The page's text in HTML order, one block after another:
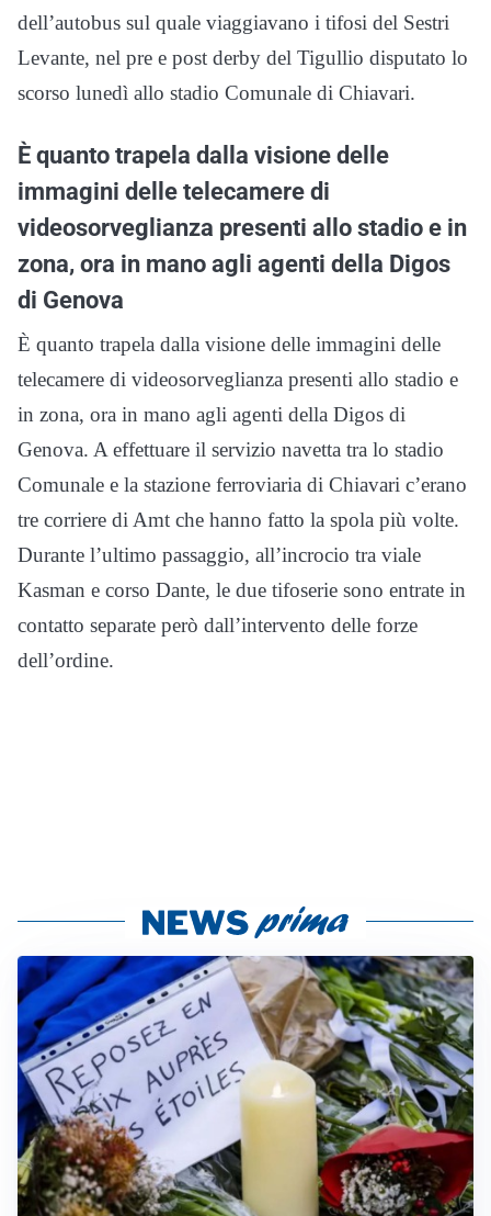
dell’autobus sul quale viaggiavano i tifosi del Sestri
Levante, nel pre e post derby del Tigullio disputato lo
scorso lunedì allo stadio Comunale di Chiavari.
È quanto trapela dalla visione delle
immagini delle telecamere di
videosorveglianza presenti allo stadio e in
zona, ora in mano agli agenti della Digos
di Genova
È quanto trapela dalla visione delle immagini delle
telecamere di videosorveglianza presenti allo stadio e
in zona, ora in mano agli agenti della Digos di
Genova. A effettuare il servizio navetta tra lo stadio
Comunale e la stazione ferroviaria di Chiavari c’erano
tre corriere di Amt che hanno fatto la spola più volte.
Durante l’ultimo passaggio, all’incrocio tra viale
Kasman e corso Dante, le due tifoserie sono entrate in
contatto separate però dall’intervento delle forze
dell’ordine.